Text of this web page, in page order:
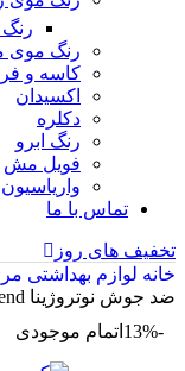
رنگ موی
کاسه و
اکسیدان
دکلره
رنگ ابرو
فویل مش
واریاسیون
تماس با ما
تخفیف های روز
خانه لوازم بهداشتی
ضد جوش نوتروژینا Neutrogena Clear & Defend
-13%
اتمام موجودی